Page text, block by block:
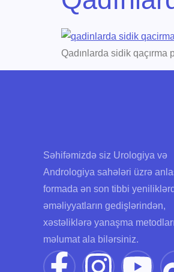
Qadınlarda sidik
Səhifəmizdə siz Urologiya və
Andrologiya sahələri üzrə
formada ən son tibbi
əməliyyatların gedişlərindən,
xəstəliklərə yanaşma
məlumat ala bilərsiniz.